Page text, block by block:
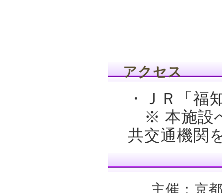
アクセス
・ＪＲ「福
※ 本施設
共交通機関
主催：京都